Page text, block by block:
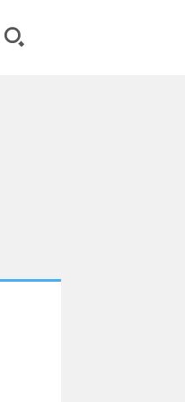
a rady pro
zdravotní praktiky,